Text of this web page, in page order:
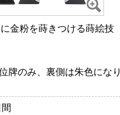
金粉を蒔きつける蒔絵技
牌のみ、裏側は朱色になり